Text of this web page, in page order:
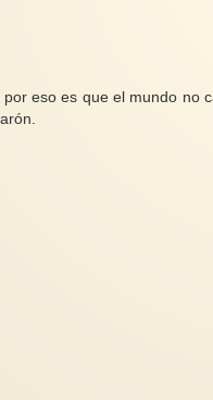
eso es que el mundo no